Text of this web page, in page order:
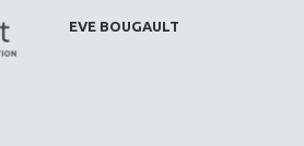
EVE BOUGAULT